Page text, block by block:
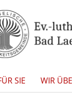
SIE WIR